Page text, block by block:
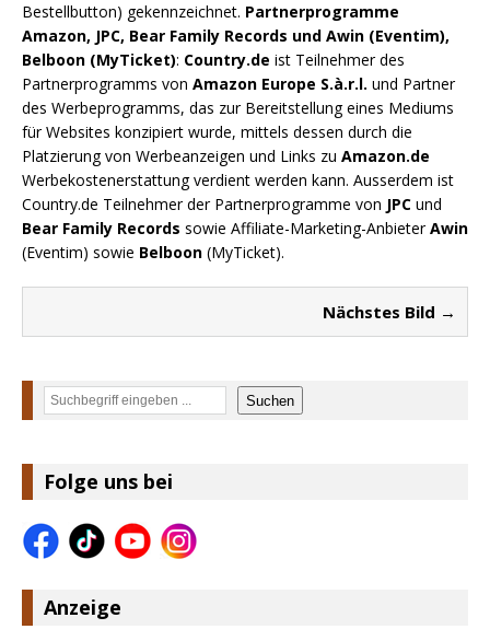
Bestellbutton) gekennzeichnet. Partnerprogramme
Amazon, JPC, Bear Family Records und Awin (Eventim),
Belboon (MyTicket): Country.de ist Teilnehmer des
Partnerprogramms von Amazon Europe S.à.r.l. und Partner
des Werbeprogramms, das zur Bereitstellung eines Mediums
für Websites konzipiert wurde, mittels dessen durch die
Platzierung von Werbeanzeigen und Links zu Amazon.de
Werbekostenerstattung verdient werden kann. Ausserdem ist
Country.de Teilnehmer der Partnerprogramme von JPC und
Bear Family Records sowie Affiliate-Marketing-AnbieterAwin
(Eventim) sowie Belboon (MyTicket).
Nächstes Bild →
Suchen Suchen
Folge uns bei
Anzeige